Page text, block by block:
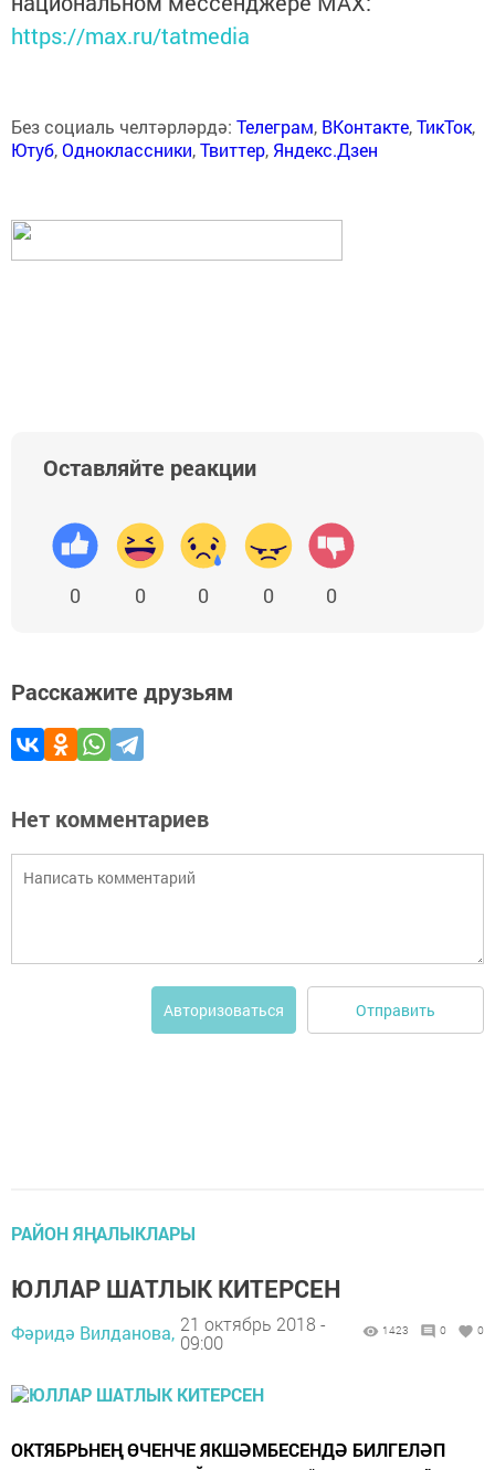
https://max.ru/tatmedia
Без социаль челтәрләрдә: Телеграм, ВКонтакте,ТикТок,
Ютуб,Одноклассники,Твиттер, Яндекс.Дзен
Оставляйте реакции
0 0 0 0 0
Расскажите друзьям
Нет комментариев
Авторизоваться Отправить
РАЙОН ЯҢАЛЫКЛАРЫ
ЮЛЛАР ШАТЛЫК КИТЕРСЕН
Фәридә Вилданова, 21 октябрь 2018 -
09:00
1423 0 0
ОКТЯБРЬНЕҢ ӨЧЕНЧЕ ЯКШӘМБЕСЕНДӘ БИЛГЕЛӘП